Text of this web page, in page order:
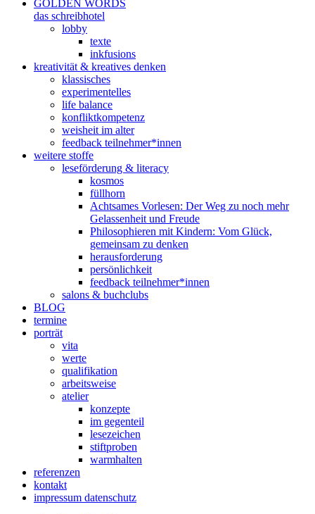
GOLDEN WORDS
das schreibhotel
lobby
texte
inkfusions
kreativität & kreatives denken
klassisches
experimentelles
life balance
konfliktkompetenz
weisheit im alter
feedback teilnehmer*innen
weitere stoffe
leseförderung & literacy
kosmos
füllhorn
Achtsames Vorlesen: Der Weg zu noch mehr
Gelassenheit und Freude
Philosophieren mit Kindern: Vom Glück,
gemeinsam zu denken
herausforderung
persönlichkeit
feedback teilnehmer*innen
salons & buchclubs
BLOG
termine
porträt
vita
werte
qualifikation
arbeitsweise
atelier
konzepte
im gegenteil
lesezeichen
stiftproben
warmhalten
referenzen
kontakt
impressum datenschutz